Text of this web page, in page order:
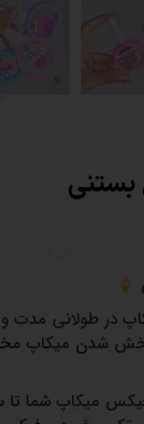
در طولانی مدت
شدن میکاپ
فیکس میکاپ شما